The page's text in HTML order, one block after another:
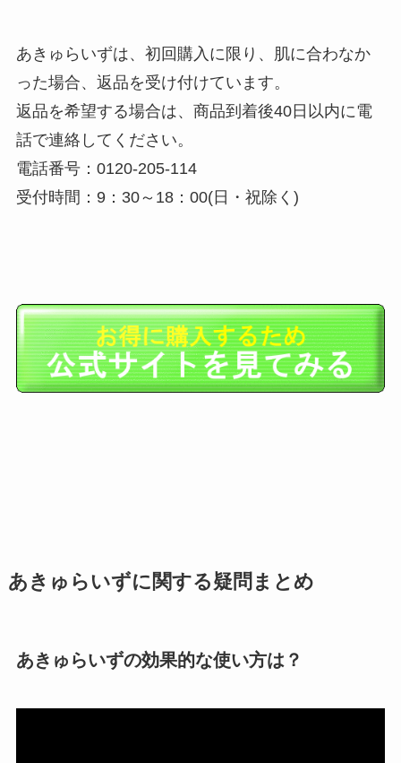
あきゅらいずは、初回購入に限り、肌に合わなか
った場合、返品を受け付けています。
返品を希望する場合は、商品到着後40日以内に電
話で連絡してください。
電話番号：0120‐205‐114
受付時間：9：30～18：00(日・祝除く)
あきゅらいずに関する疑問まとめ
あきゅらいずの効果的な使い方は？